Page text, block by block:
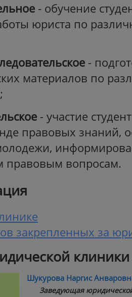
- обучение
юриста по
-
материалов по
- участие
правовых знаний,
правовым вопросам.
закрепленных за
клиники
Шукурова Наргис
Заведующая